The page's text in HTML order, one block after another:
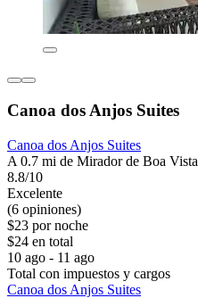
Canoa dos Anjos Suites
Canoa dos Anjos Suites
A 0.7 mi de Mirador de Boa Vista
8.8/10
Excelente
(6 opiniones)
$23 por noche
$24 en total
10 ago - 11 ago
Total con impuestos y cargos
Canoa dos Anjos Suites